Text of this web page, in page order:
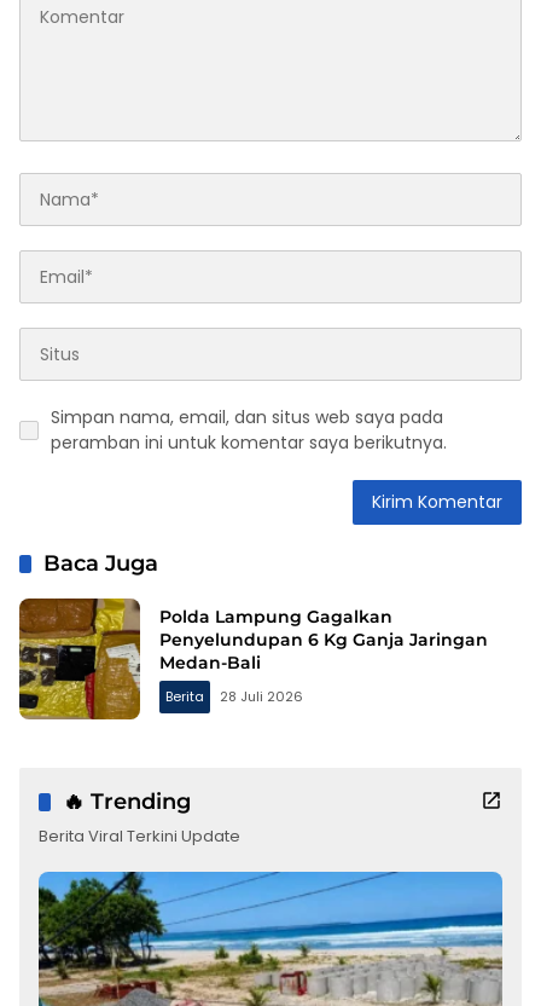
Simpan nama, email, dan situs web saya pada
peramban ini untuk komentar saya berikutnya.
Baca Juga
Polda Lampung Gagalkan
Penyelundupan 6 Kg Ganja Jaringan
Medan-Bali
Berita 28 Juli 2026
🔥 Trending
Berita Viral Terkini Update